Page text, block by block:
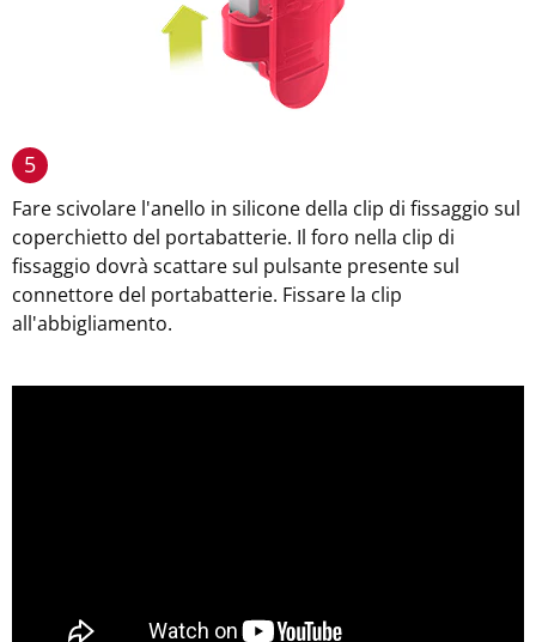
5
Fare scivolare l'anello in silicone della clip di fissaggio sul
coperchietto del portabatterie. Il foro nella clip di
fissaggio dovrà scattare sul pulsante presente sul
connettore del portabatterie. Fissare la clip
all'abbigliamento.